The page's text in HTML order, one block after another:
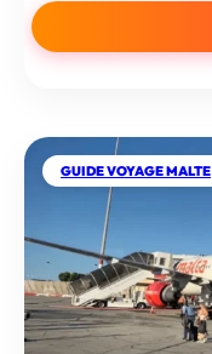
GUIDE VOYAGE MALTE